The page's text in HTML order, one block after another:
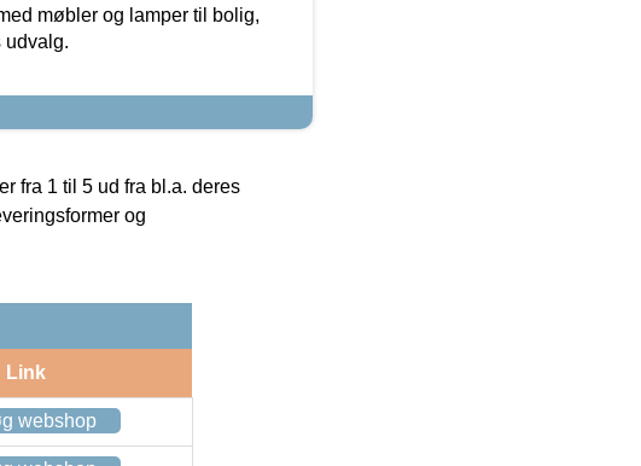
møbler og lamper til bolig,
udvalg.
fra 1 til 5 ud fra bl.a. deres
og
Link
webshop